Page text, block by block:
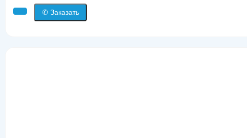
✆ Заказать